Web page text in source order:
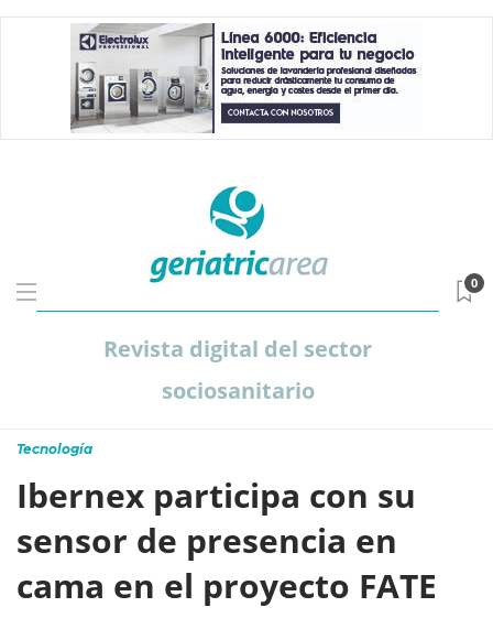
Revista digital del sector
sociosanitario
0
Tecnología
Ibernex participa con su
sensor de presencia en
cama en el proyecto FATE